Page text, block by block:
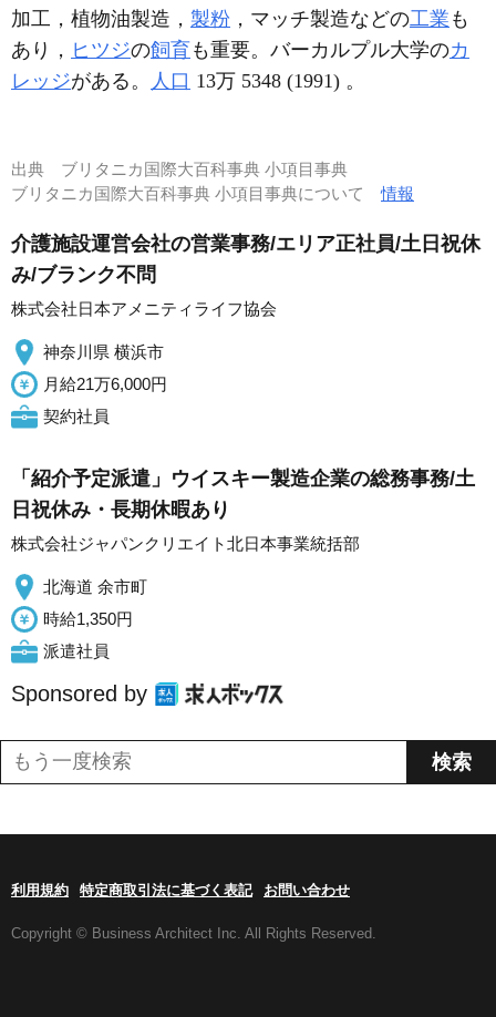
加工，植物油製造， 製粉 ，マッチ製造などの工業 も
あり， ヒツジの飼育 も重要。バーカルプル大学のカ
レッジがある。 人口 13万 5348 (1991) 。
出典 ブリタニカ国際大百科事典 小項目事典
ブリタニカ国際大百科事典 小項目事典について情報
介護施設運営会社の営業事務/エリア正社員/土日祝休
み/ブランク不問
株式会社日本アメニティライフ協会
神奈川県 横浜市
月給21万6,000円
契約社員
「紹介予定派遣」ウイスキー製造企業の総務事務/土
日祝休み・長期休暇あり
株式会社ジャパンクリエイト北日本事業統括部
北海道 余市町
時給1,350円
派遣社員
Sponsored by
利用規約 特定商取引法に基づく表記 お問い合わせ
Copyright © Business Architect Inc. All Rights Reserved.